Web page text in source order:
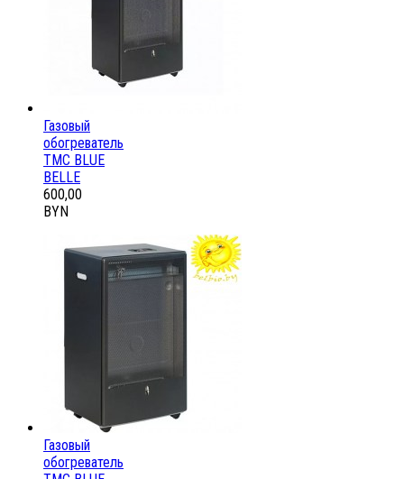
Газовый
обогреватель
ТМС BLUE
BELLE
600,00
BYN
Газовый
обогреватель